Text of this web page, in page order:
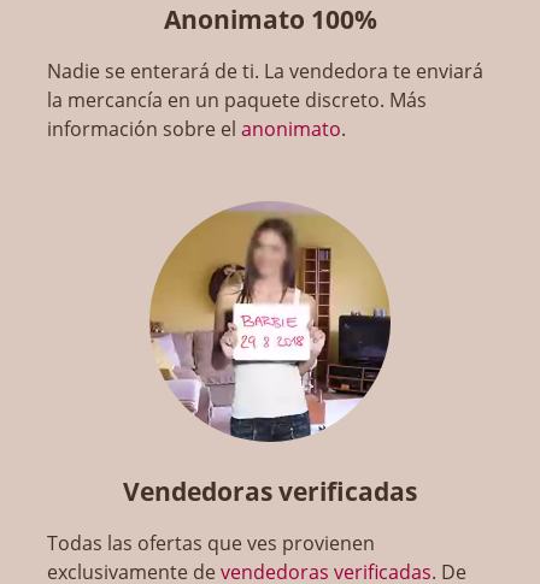
Anonimato 100%
Nadie se enterará de ti. La vendedora te enviará
la mercancía en un paquete discreto. Más
información sobre elanonimato.
Vendedoras verificadas
Todas las ofertas que ves provienen
exclusivamente devendedoras verificadas. De